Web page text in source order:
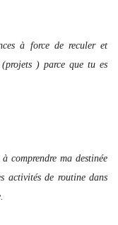
à force de reculer et
(projets ) parce que tu es
ma destinée
activités de routine dans